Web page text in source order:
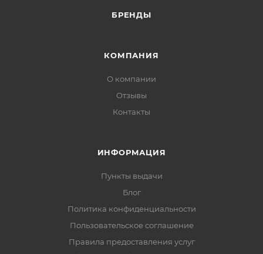
БРЕНДЫ
КОМПАНИЯ
О компании
Отзывы
Контакты
ИНФОРМАЦИЯ
Пункты выдачи
Блог
Политика конфиденциальности
Пользовательское соглашение
Правила предоставления услуг